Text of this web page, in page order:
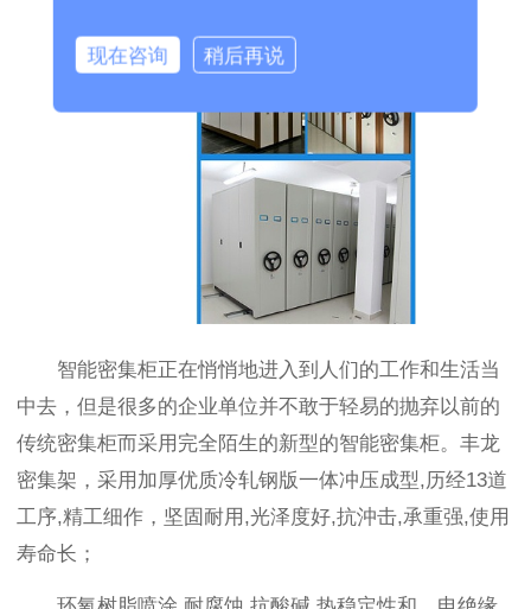
智能密集柜正在悄悄地进入到人们的工作和生活当
中去，但是很多的企业单位并不敢于轻易的抛弃以前的
传统密集柜而采用完全陌生的新型的智能密集柜。丰龙
密集架，采用加厚优质冷轧钢版一体冲压成型,历经13道
工序,精工细作，坚固耐用,光泽度好,抗沖击,承重强,使用
寿命长；
现在咨询 稍后再说